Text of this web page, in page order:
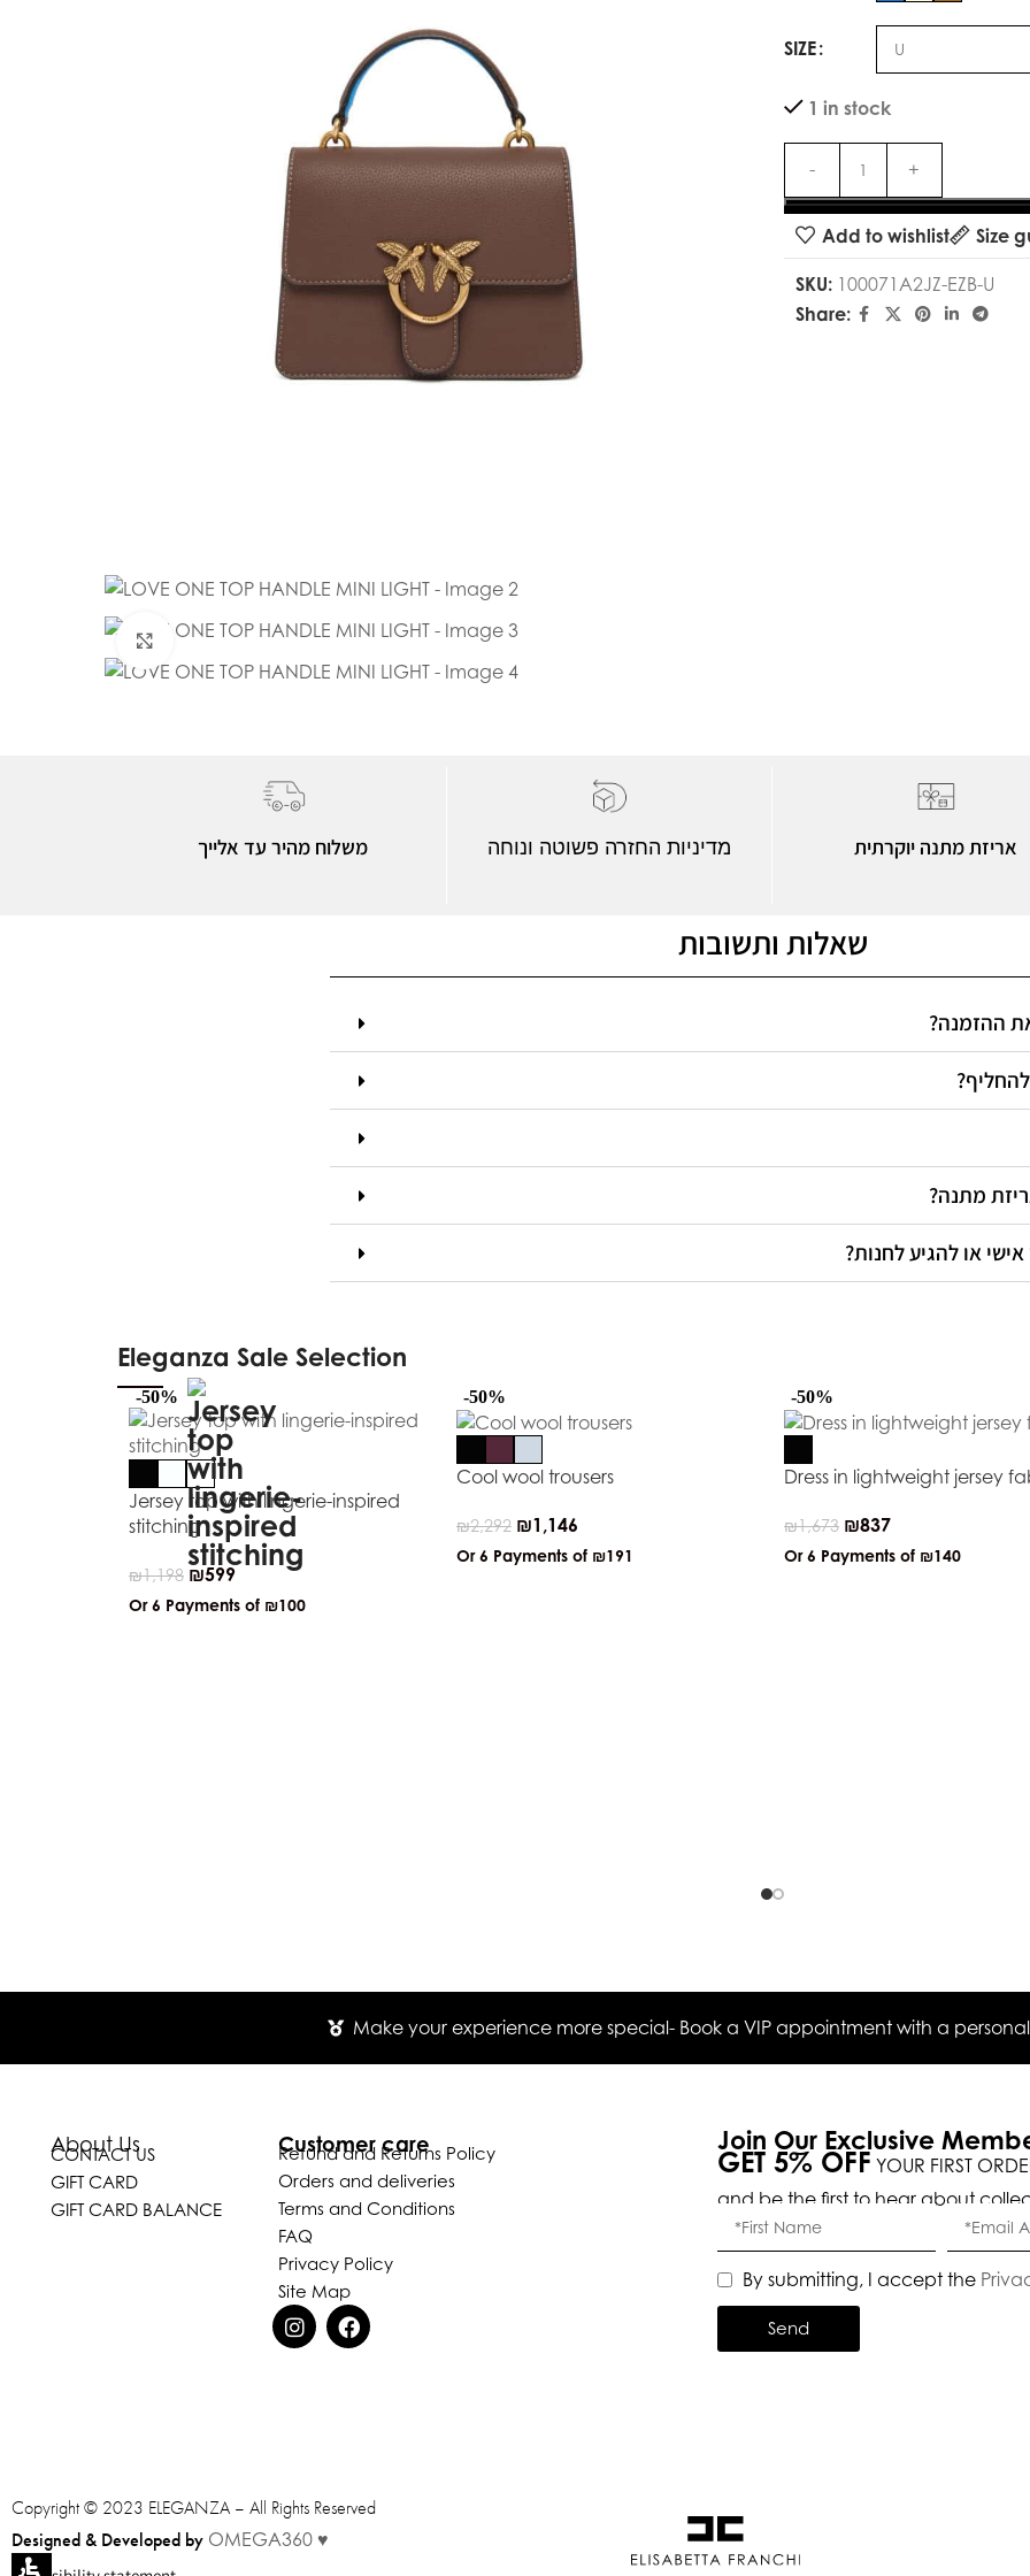
Click to enlarge
SIZE
1 in stock
Add to wishlist
Size
SKU: 100071A2JZ-EZB-U
Share:
משלוח מהיר עד אלייך מדיניות החזרה פשוטה ונוחה אריזת מתנה יוקרתית
שאלות ותשובות
ההזמנה?
מתנה?
או להגיע לחנות?
Eleganza Sale Selection
-50%
Jersey top with lingerie-inspired
stitching
₪1,198 ₪599
Or 6 Payments of ₪100
-50%
Cool wool trousers
₪2,292 ₪1,146
Or 6 Payments of ₪191
-50%
Dress in lightweight jersey
₪1,673 ₪837
Or 6 Payments of ₪140
Make your experience more special- Book a VIP appointment with a personal
About Us
CONTACT US
GIFT CARD
GIFT CARD BALANCE
Customer care
Refund and Returns Policy
Orders and deliveries
Terms and Conditions
FAQ
Privacy Policy
Site Map
Join Our Exclusive
GET 5% OFF YOUR FIRST
and be the first to hear about
By submitting, I accept the
Send
Copyright © 2023 ELEGANZA – All Rights Reserved
Designed & Developed by OMEGA360 ♥